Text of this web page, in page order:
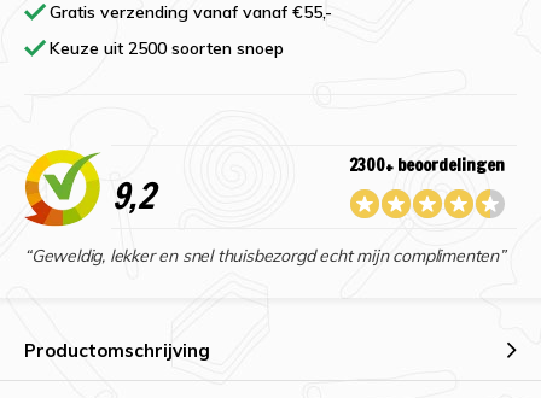
Gratis verzending vanaf vanaf €55,-
Keuze uit 2500 soorten snoep
9,2
2300+ beoordelingen
“Geweldig, lekker en snel thuisbezorgd echt mijn complimenten”
Productomschrijving